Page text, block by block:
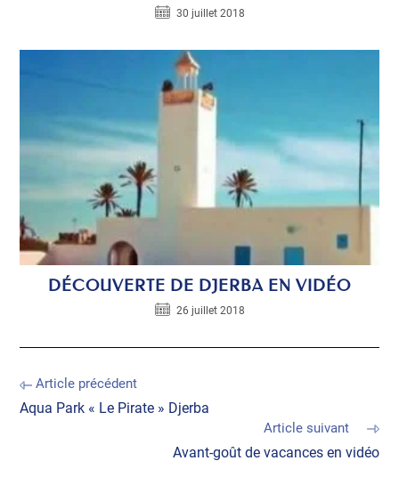
30 juillet 2018
DÉCOUVERTE DE DJERBA EN VIDÉO
26 juillet 2018
Article précédent
Aqua Park « Le Pirate » Djerba
Article suivant
Avant-goût de vacances en vidéo